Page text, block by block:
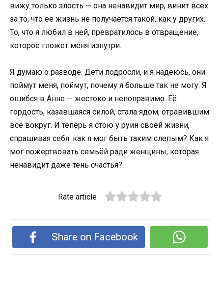
вижу только злость — она ненавидит мир, винит всех
за то, что её жизнь не получается такой, как у других.
То, что я любил в ней, превратилось в отвращение,
которое гложет меня изнутри.
Я думаю о разводе. Дети подросли, и я надеюсь, они
поймут меня, поймут, почему я больше так не могу. Я
ошибся в Анне — жестоко и непоправимо. Её
гордость, казавшаяся силой, стала ядом, отравившим
всё вокруг. И теперь я стою у руин своей жизни,
спрашивая себя: как я мог быть таким слепым? Как я
мог пожертвовать семьёй ради женщины, которая
ненавидит даже тень счастья?
Rate article
Share on Facebook